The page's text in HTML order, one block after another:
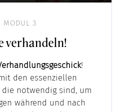
MODUL 3
verhandeln!
!
den essenziellen
die notwendig sind, um
während und nach